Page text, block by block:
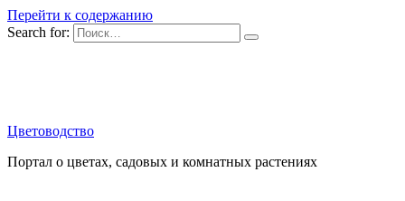
Перейти к содержанию
Search for:
Цветоводство
Портал о цветах, садовых и комнатных растениях